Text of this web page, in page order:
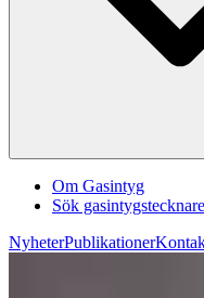
Om Gasintyg
Sök gasintygstecknare
NyheterPublikationer